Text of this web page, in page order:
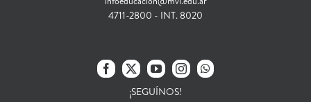
4711-2800 - INT. 8020
¡SEGUÍNOS!